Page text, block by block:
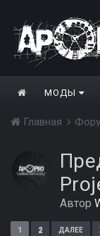
МОДЫ
Главная
Автор
1 2 ДАЛЕЕ